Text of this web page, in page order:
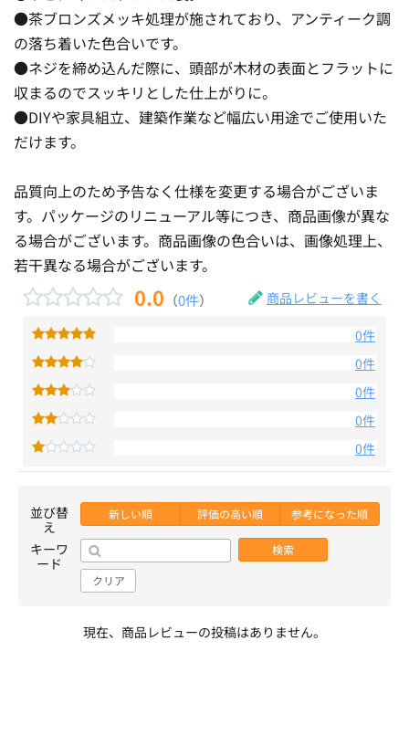
●茶ブロンズメッキ処理が施されており、アンティーク調
の落ち着いた色合いです。
●ネジを締め込んだ際に、頭部が木材の表面とフラットに
収まるのでスッキリとした仕上がりに。
●DIYや家具組立、建築作業など幅広い用途でご使用いた
だけます。
品質向上のため予告なく仕様を変更する場合がございま
す。パッケージのリニューアル等につき、商品画像が異な
る場合がございます。商品画像の色合いは、画像処理上、
若干異なる場合がございます。
0.0 （0件） 商品レビューを書く
0件
0件
0件
0件
0件
並び替
え
新しい順 評価の高い順 参考になった順
キーワ
ード
検索
クリア
現在、商品レビューの投稿はありません。